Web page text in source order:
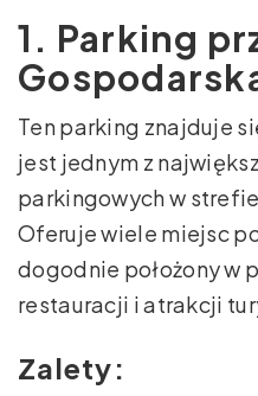
1. Parking
Ten parking znajduje
jest jednym z
parkingowych w
Oferuje wiele miejsc
dogodnie położony w
restauracji i atrakcji
Zalety: